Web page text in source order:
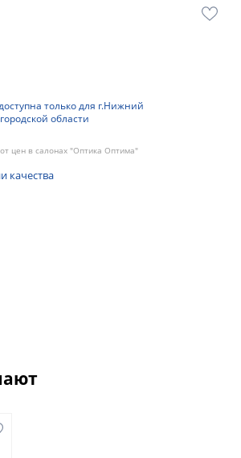
только для г.Нижний
области
цен в салонах "Оптика Оптима"
качества